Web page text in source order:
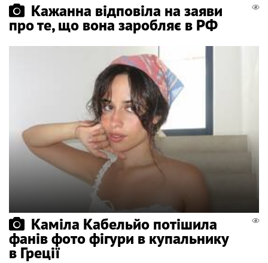
Кажанна відповіла на заяви
про те, що вона заробляє в РФ
Каміла Кабельйо потішила
фанів фото фігури в купальнику
в Греції